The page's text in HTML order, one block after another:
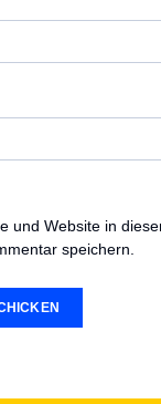
und Website in
speichern.